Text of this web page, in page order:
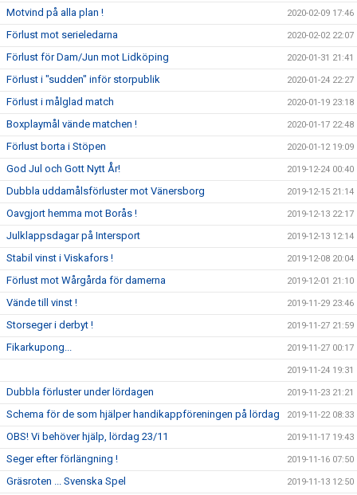
Motvind på alla plan ! 2020-02-09 17:46
Förlust mot serieledarna 2020-02-02 22:07
Förlust för Dam/Jun mot Lidköping 2020-01-31 21:41
Förlust i "sudden" inför storpublik 2020-01-24 22:27
Förlust i målglad match 2020-01-19 23:18
Boxplaymål vände matchen ! 2020-01-17 22:48
Förlust borta i Stöpen 2020-01-12 19:09
God Jul och Gott Nytt År! 2019-12-24 00:40
Dubbla uddamålsförluster mot Vänersborg 2019-12-15 21:14
Oavgjort hemma mot Borås ! 2019-12-13 22:17
Julklappsdagar på Intersport 2019-12-13 12:14
Stabil vinst i Viskafors ! 2019-12-08 20:04
Förlust mot Wårgårda för damerna 2019-12-01 21:10
Vände till vinst ! 2019-11-29 23:46
Storseger i derbyt ! 2019-11-27 21:59
Fikarkupong... 2019-11-27 00:17
2019-11-24 19:31
Dubbla förluster under lördagen 2019-11-23 21:21
Schema för de som hjälper handikappföreningen på lördag 2019-11-22 08:33
OBS! Vi behöver hjälp, lördag 23/11 2019-11-17 19:43
Seger efter förlängning ! 2019-11-16 07:50
Gräsroten ... Svenska Spel 2019-11-13 12:50